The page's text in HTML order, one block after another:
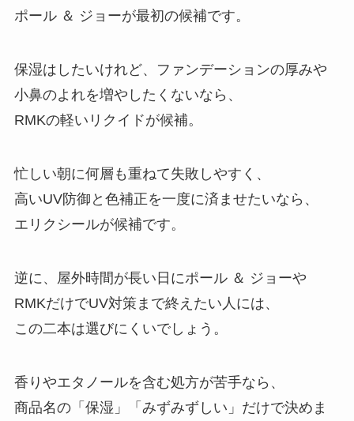
ポール ＆ ジョーが最初の候補です。
保湿はしたいけれど、ファンデーションの厚みや
小鼻のよれを増やしたくないなら、
RMKの軽いリクイドが候補。
忙しい朝に何層も重ねて失敗しやすく、
高いUV防御と色補正を一度に済ませたいなら、
エリクシールが候補です。
逆に、屋外時間が長い日にポール ＆ ジョーや
RMKだけでUV対策まで終えたい人には、
この二本は選びにくいでしょう。
香りやエタノールを含む処方が苦手なら、
商品名の「保湿」「みずみずしい」だけで決めま